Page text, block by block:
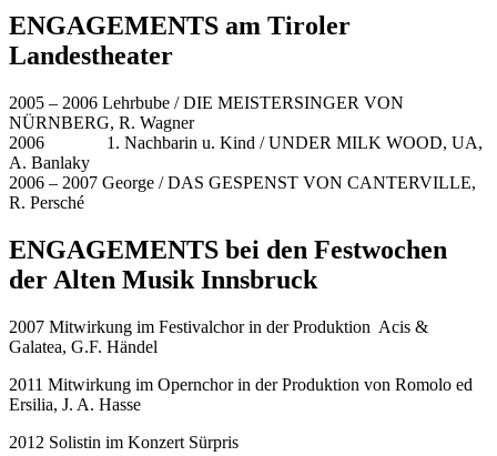
ENGAGEMENTS am Tiroler
Landestheater
2005 – 2006 Lehrbube / DIE MEISTERSINGER VON
NÜRNBERG, R. Wagner
2006 1. Nachbarin u. Kind / UNDER MILK WOOD, UA,
A. Banlaky
2006 – 2007 George / DAS GESPENST VON CANTERVILLE,
R. Persché
ENGAGEMENTS bei den Festwochen
der Alten Musik Innsbruck
2007 Mitwirkung im Festivalchor in der Produktion Acis &
Galatea, G.F. Händel
2011 Mitwirkung im Opernchor in der Produktion von Romolo ed
Ersilia, J. A. Hasse
2012 Solistin im Konzert Sürpris